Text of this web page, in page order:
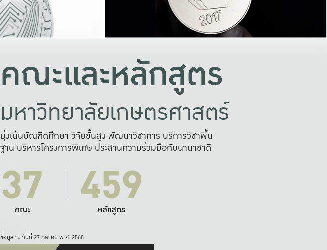
คณะและหลักสูตร
มหาวิทยาลัยเกษตรศาสตร์
มุ่งเน้นบัณฑิตศึกษา วิจัยขั้นสูง พัฒนาวิชาการ บริการวิชาพื้น
ฐาน บริหารโครงการพิเศษ ประสานความร่วมมือกับนานาชาติ
37
คณะ 459
หลักสูตร
ข้อมูล ณ วันที่ 27 ตุลาคม พ.ศ. 2568